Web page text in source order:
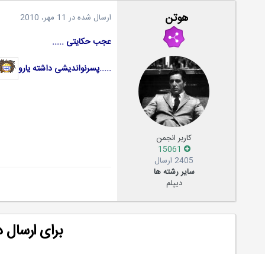
هوتن
کاربر انجمن
2405 ارسال
سایر رشته ها
دیپلم
ارسال شده در 11 مهر، 2010
عجب حکایتی .....
.....پسرنواندیشی داشته یارو
برای